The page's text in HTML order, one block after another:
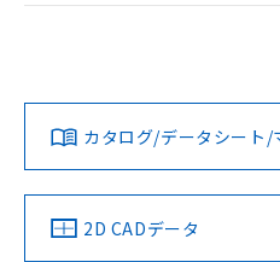
ログイン/
ダウンロードデータをご利用
みください。
ソフトウェアの使用条件
EU RoHS 注意事項・凡例
対応済み
中国 RoHS 注意事項・凡例
カタログ/データシート/
2D CADデータ